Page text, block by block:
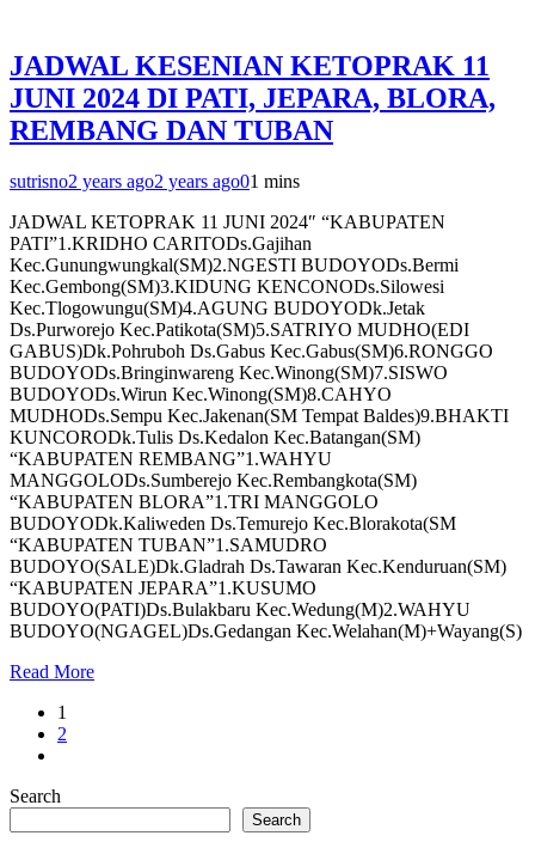
JADWAL KESENIAN KETOPRAK 11
JUNI 2024 DI PATI, JEPARA, BLORA,
REMBANG DAN TUBAN
sutrisno2 years ago2 years ago01 mins
JADWAL KETOPRAK 11 JUNI 2024″ “KABUPATEN
PATI”1.KRIDHO CARITODs.Gajihan
Kec.Gunungwungkal(SM)2.NGESTI BUDOYODs.Bermi
Kec.Gembong(SM)3.KIDUNG KENCONODs.Silowesi
Kec.Tlogowungu(SM)4.AGUNG BUDOYODk.Jetak
Ds.Purworejo Kec.Patikota(SM)5.SATRIYO MUDHO(EDI
GABUS)Dk.Pohruboh Ds.Gabus Kec.Gabus(SM)6.RONGGO
BUDOYODs.Bringinwareng Kec.Winong(SM)7.SISWO
BUDOYODs.Wirun Kec.Winong(SM)8.CAHYO
MUDHODs.Sempu Kec.Jakenan(SM Tempat Baldes)9.BHAKTI
KUNCORODk.Tulis Ds.Kedalon Kec.Batangan(SM)
“KABUPATEN REMBANG”1.WAHYU
MANGGOLODs.Sumberejo Kec.Rembangkota(SM)
“KABUPATEN BLORA”1.TRI MANGGOLO
BUDOYODk.Kaliweden Ds.Temurejo Kec.Blorakota(SM
“KABUPATEN TUBAN”1.SAMUDRO
BUDOYO(SALE)Dk.Gladrah Ds.Tawaran Kec.Kenduruan(SM)
“KABUPATEN JEPARA”1.KUSUMO
BUDOYO(PATI)Ds.Bulakbaru Kec.Wedung(M)2.WAHYU
BUDOYO(NGAGEL)Ds.Gedangan Kec.Welahan(M)+Wayang(S)
Read More
1
2
Search
Search